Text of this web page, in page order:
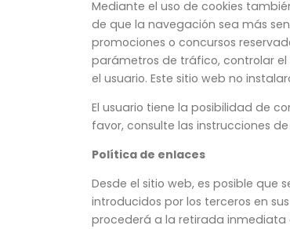
Mediante el uso de cookies
de que la navegación sea más
promociones o concursos
parámetros de tráfico, controlar
el usuario. Este sitio web no
El usuario tiene la posibilidad de
favor, consulte las instrucciones
Política de enlaces
Desde el sitio web, es posible que
introducidos por los terceros en
procederá a la retirada inmediata